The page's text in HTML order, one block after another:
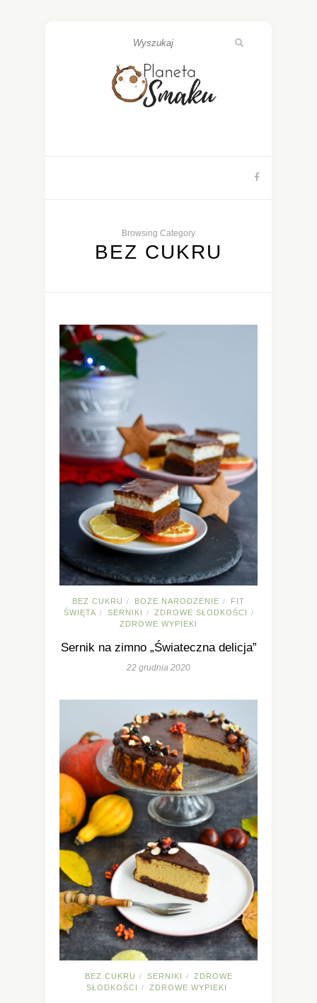
Browsing Category
BEZ CUKRU
BEZ CUKRU / BOŻE NARODZENIE /
FIT
ŚWIĘTA / SERNIKI / ZDROWE SŁODKOŚCI /
ZDROWE WYPIEKI
Sernik na zimno „Świateczna delicja”
22 grudnia 2020
BEZ CUKRU / SERNIKI /
ZDROWE
SŁODKOŚCI
/ ZDROWE WYPIEKI